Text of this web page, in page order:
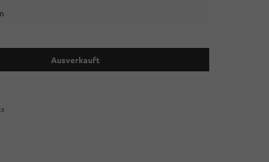
Ausverkauft